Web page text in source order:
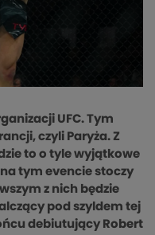
UFC. Tym
czyli Paryża. Z
to o tyle wyjątkowe
tym evencie stoczy
z nich będzie
pod szyldem tej
debiutujący Robert